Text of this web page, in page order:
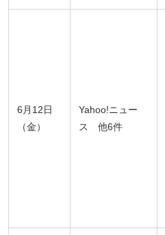
6月12日
（金）
Yahoo!ニュー
ス 他6件